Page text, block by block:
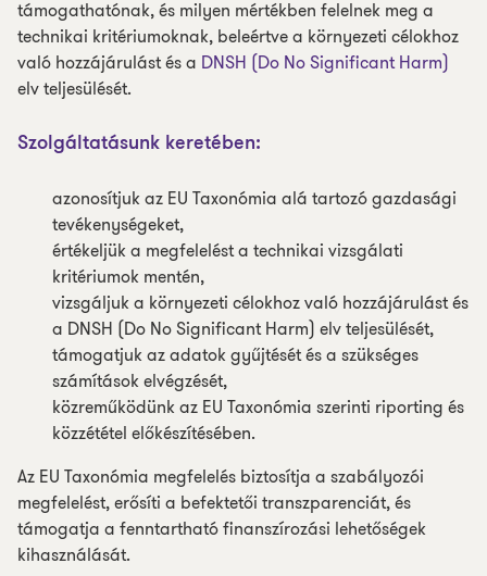
támogathatónak, és milyen mértékben felelnek meg a
technikai kritériumoknak, beleértve a környezeti célokhoz
való hozzájárulást és a DNSH (Do No Significant Harm)
elv teljesülését.
Szolgáltatásunk keretében:
azonosítjuk az EU Taxonómia alá tartozó gazdasági
tevékenységeket,
értékeljük a megfelelést a technikai vizsgálati
kritériumok mentén,
vizsgáljuk a környezeti célokhoz való hozzájárulást és
a DNSH (Do No Significant Harm) elv teljesülését,
támogatjuk az adatok gyűjtését és a szükséges
számítások elvégzését,
közreműködünk az EU Taxonómia szerinti riporting és
közzététel előkészítésében.
Az EU Taxonómia megfelelés biztosítja a szabályozói
megfelelést, erősíti a befektetői transzparenciát, és
támogatja a fenntartható finanszírozási lehetőségek
kihasználását.